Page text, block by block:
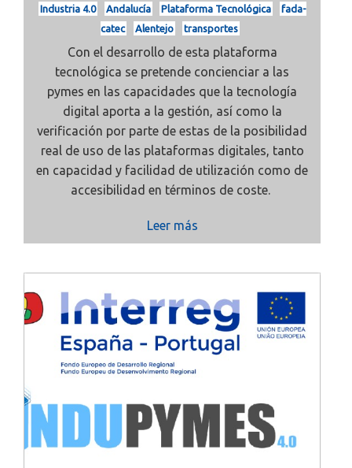
Industria 4.0
Andalucía Plataforma Tecnológica
fada-
catec
Alentejo transportes
Con el desarrollo de esta plataforma
tecnológica se pretende concienciar a las
pymes en las capacidades que la tecnología
digital aporta a la gestión, así como la
verificación por parte de estas de la posibilidad
real de uso de las plataformas digitales, tanto
en capacidad y facilidad de utilización como de
accesibilidad en términos de coste.
Leer más